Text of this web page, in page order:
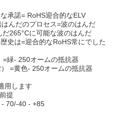
承諾= RoHS迎合的なELV
んだのプロセス=波のはんだ
265°Cに可能な波のはんだ
史は=迎合的なRoHS常にでした
=緑- 250オームの抵抗器
=黄色- 250オームの抵抗器
用します
提
- 70/-40 - +85